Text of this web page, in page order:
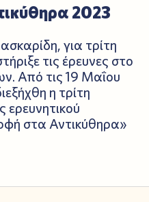
2023
για τρίτη
τις έρευνες στο
Από τις 19 Μαΐου
η τρίτη
ερευνητικού
στα Αντικύθηρα»